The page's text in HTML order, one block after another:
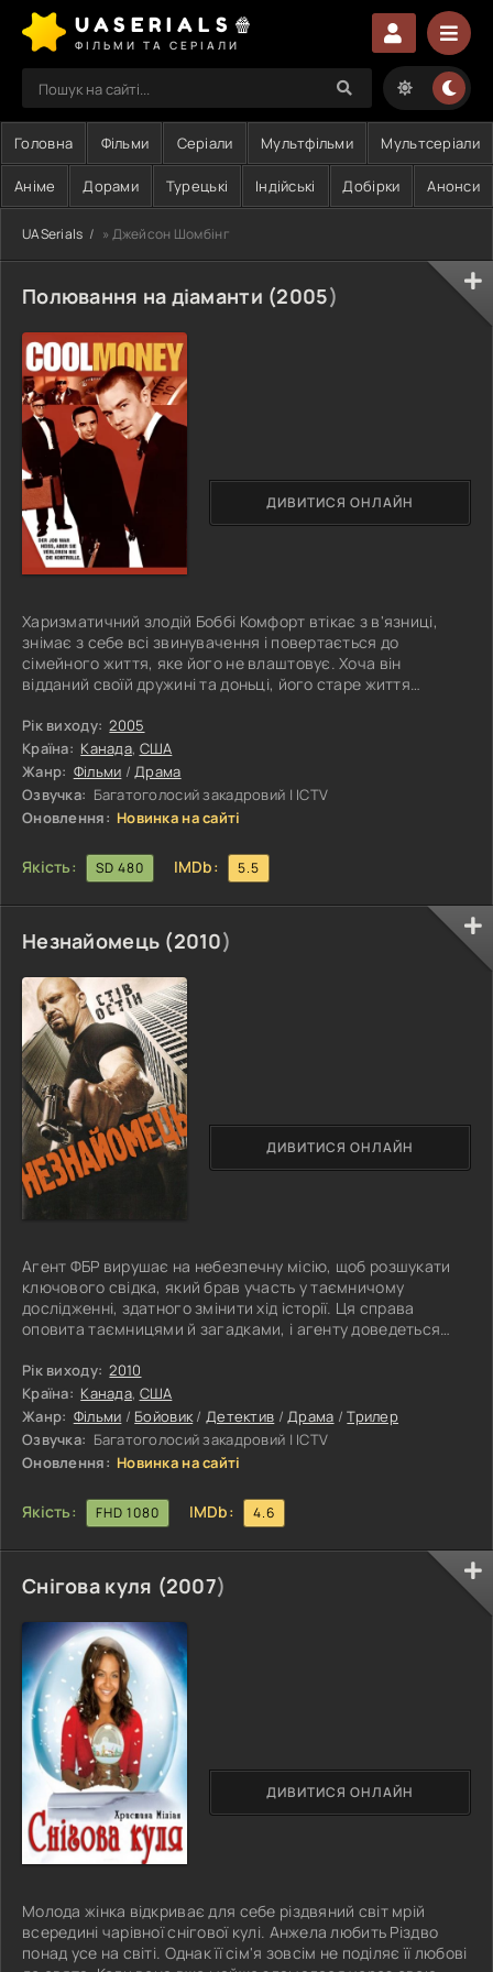
UASERIALS🍿
ФІЛЬМИ ТА СЕРІАЛИ
Головна Фільми Серіали Мультфільми Мультсеріали
Аніме Дорами Турецькі Індійські Добірки Анонси
UASerials » Джейсон Шомбінг
Полювання на діаманти (2005)
Харизматичний злодій Боббі Комфорт втікає з в'язниці,
знімає з себе всі звинувачення і повертається до
сімейного життя, яке його не влаштовує. Хоча він
відданий своїй дружині та доньці, його старе життя
буквальному сенсі, у вигляді винахідливого Семмі Нало.
За допомогою старого напарника Комфорта вони
починають грабувати шикарні готелі Нью-Йорка, тоді як
двоюрідний брат і незграбний поліцейський Філ Перріс
вважає, що зможе навернути Комфорта на
Рік виходу: 2005
Країна: Канада, США
Жанр: Фільми /Драма
Озвучка: Багатоголосий закадровий | ICTV
Оновлення: Новинка на сайті
Якість: SD 480 IMDb: 5.5
ДИВИТИСЯ ОНЛАЙН
Незнайомець (2010)
Агент ФБР вирушає на небезпечну місію, щоб розшукати
ключового свідка, який брав участь у таємничому
дослідженні, здатного змінити хід історії. Ця справа
оповита таємницями й загадками, і агенту доведеться
Подорожуючи світом інтриг та інтригуючих подій, агент
ФБР стикається з небезпеками та випробуваннями на
кожному кроці. У фінальній битві між правдою та брехнею
він повинен знайти свідка, щоб розкрити правду та
запобігти катастрофі,
Рік виходу: 2010
Країна: Канада, США
Жанр: Фільми / Бойовик/Детектив /Драма /Трилер
Озвучка: Багатоголосий закадровий | ICTV
Оновлення: Новинка на сайті
Якість: FHD 1080 IMDb: 4.6
ДИВИТИСЯ ОНЛАЙН
Снігова куля (2007)
Молода жінка відкриває для себе різдвяний світ мрій
всередині чарівної снігової кулі. Анжела любить Різдво
понад усе на світі. Однак її сім'я зовсім не поділяє її любові
ДИВИТИСЯ ОНЛАЙН